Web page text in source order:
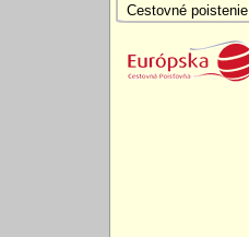
Cestovné poistenie